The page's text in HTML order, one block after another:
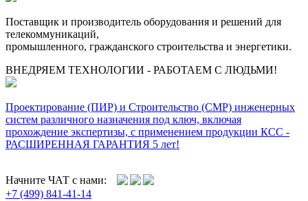
Поставщик и производитель оборудования и решений для
телекоммуникаций,
промышленного, гражданского строительства и энергетики.
ВНЕДРЯЕМ ТЕХНОЛОГИИ - РАБОТАЕМ С ЛЮДЬМИ!
Проектирование (ПИР) и Cтроительство (СМР) инженерных
систем различного назначения под ключ, включая
прохождение экспертизы, с применением продукции КСС -
РАСШИРЕННАЯ ГАРАНТИЯ 5 лет!
Начните ЧАТ с нами:
+7 (499) 841-41-14